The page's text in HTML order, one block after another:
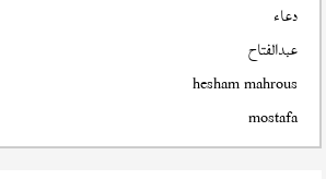
دعاء
عبدالفتاح
hesham mahrous
mostafa